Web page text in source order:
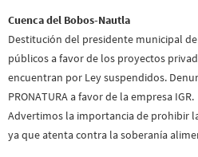
Cuenca del Bobos-Nautla
Destitución del presidente municipal
públicos a favor de los proyectos
encuentran por Ley suspendidos.
PRONATURA a favor de la empresa IGR.
Advertimos la importancia de prohibir
ya que atenta contra la soberanía